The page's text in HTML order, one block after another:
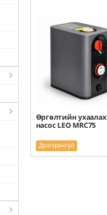
Өргөлтийн ухаалах
насос LEO MRC75
Дэлгэрэнгүй